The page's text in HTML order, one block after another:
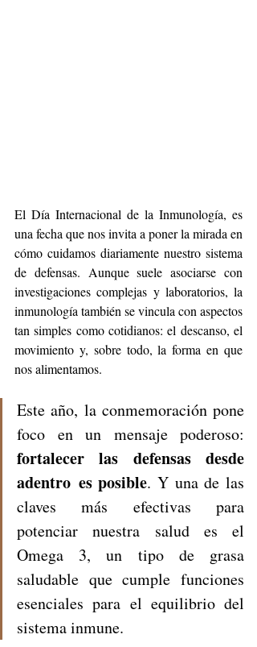
El Día Internacional de la Inmunología, es
una fecha que nos invita a poner la mirada en
cómo cuidamos diariamente nuestro sistema
de defensas. Aunque suele asociarse con
investigaciones complejas y laboratorios, la
inmunología también se vincula con aspectos
tan simples como cotidianos: el descanso, el
movimiento y, sobre todo, la forma en que
nos alimentamos.
Este año, la conmemoración pone
fortalecer las defensas desde
adentro es posible. Y una de las
claves más efectivas para
potenciar nuestra salud es el
Omega 3, un tipo de grasa
saludable que cumple funciones
esenciales para el equilibrio del
sistema inmune.